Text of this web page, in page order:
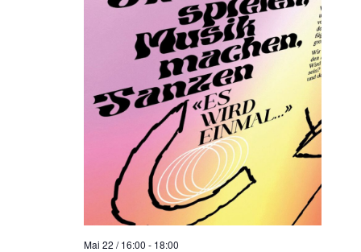
Mai 22 / 16:00 - 18:00